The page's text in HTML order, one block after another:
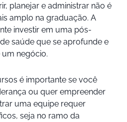
planejar e administrar não é
amplo na graduação. A
investir em uma pós-
saúde que se aprofunde e
negócio.
é importante se você
ou quer empreender
uma equipe requer
seja no ramo da